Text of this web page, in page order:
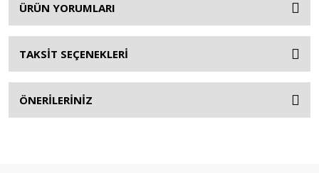
ÜRÜN YORUMLARI
TAKSİT SEÇENEKLERİ
ÖNERİLERİNİZ